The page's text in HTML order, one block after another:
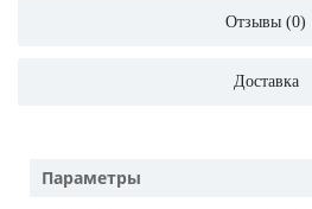
Отзывы (0)
Доставка
Параметры